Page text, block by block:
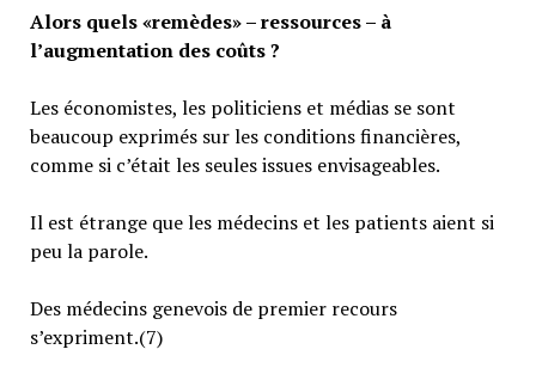
Alors quels «remèdes» – ressources – à
l’augmentation des coûts ?
Les économistes, les politiciens et médias se sont
beaucoup exprimés sur les conditions financières,
comme si c’était les seules issues envisageables.
Il est étrange que les médecins et les patients aient si
peu la parole.
Des médecins genevois de premier recours
s’expriment.(7)